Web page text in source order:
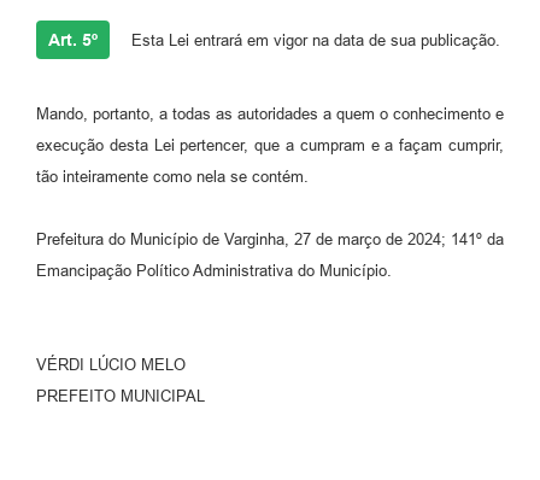
Art. 5º Esta Lei entrará em vigor na data de sua publicação.
Mando, portanto, a todas as autoridades a quem o conhecimento e
execução desta Lei pertencer, que a cumpram e a façam cumprir,
tão inteiramente como nela se contém.
Prefeitura do Município de Varginha, 27 de março de 2024; 141º da
Emancipação Político Administrativa do Município.
VÉRDI LÚCIO MELO
PREFEITO MUNICIPAL